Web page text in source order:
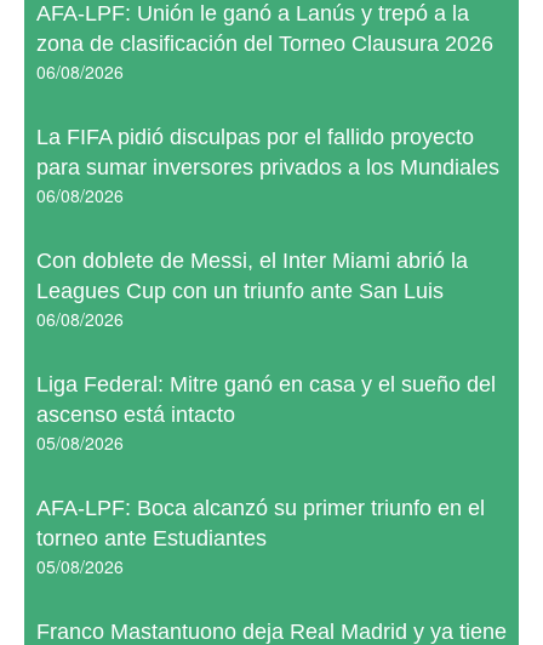
AFA-LPF: Unión le ganó a Lanús y trepó a la
zona de clasificación del Torneo Clausura 2026
06/08/2026
La FIFA pidió disculpas por el fallido proyecto
para sumar inversores privados a los Mundiales
06/08/2026
Con doblete de Messi, el Inter Miami abrió la
Leagues Cup con un triunfo ante San Luis
06/08/2026
Liga Federal: Mitre ganó en casa y el sueño del
ascenso está intacto
05/08/2026
AFA-LPF: Boca alcanzó su primer triunfo en el
torneo ante Estudiantes
05/08/2026
Franco Mastantuono deja Real Madrid y ya tiene